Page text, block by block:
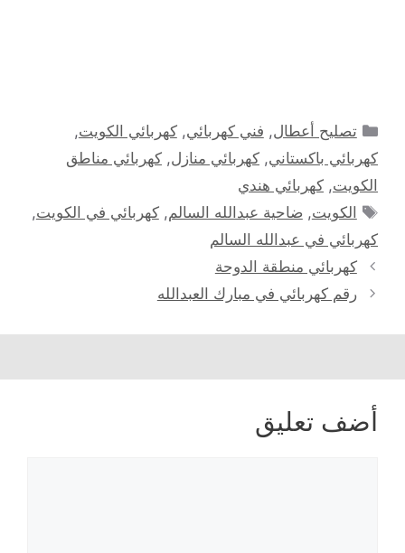
التصنيفات
تصليح أعطال, فني كهربائي,كهربائي الكويت,
كهربائي باكستاني, كهربائي منازل, كهربائي مناطق
الكويت, كهربائي هندي
الوسوم
الكويت, ضاحية عبدالله السالم,كهربائي في الكويت,
كهربائي في عبدالله السالم
كهربائي منطقة الدوحة
رقم كهربائي في مبارك العبدالله
أضف تعليق